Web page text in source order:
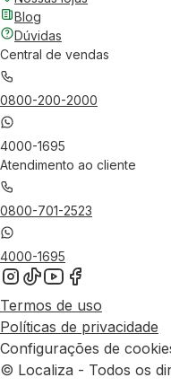
Blog
Dúvidas
Central de vendas
0800-200-2000
4000-1695
Atendimento ao cliente
0800-701-2523
4000-1695
Termos de uso
Políticas de privacidade
Configurações de
© Localiza - Todos os